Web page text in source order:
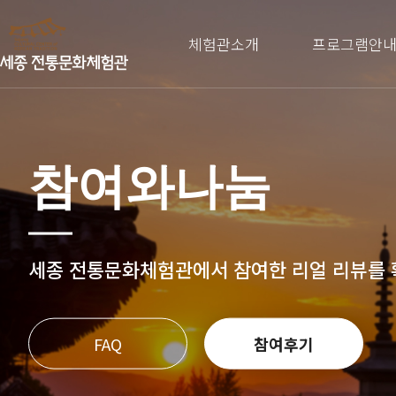
체험관소개 프로그램안
참여와나눔
세종 전통문화체험관에서 참여한 리얼 리뷰를
FAQ 참여후기